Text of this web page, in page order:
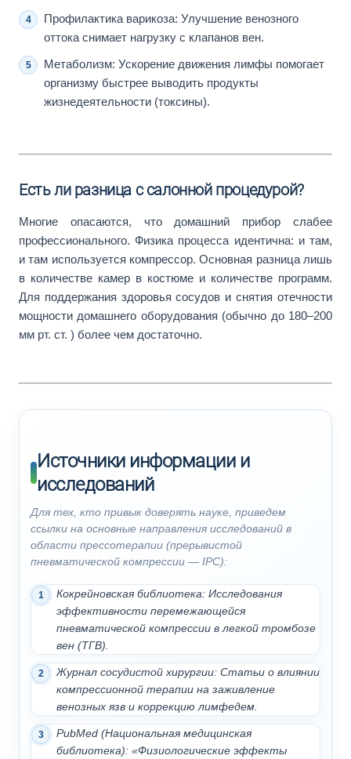
Профилактика варикоза: Улучшение венозного
оттока снимает нагрузку с клапанов вен.
Метаболизм: Ускорение движения лимфы помогает
организму быстрее выводить продукты
жизнедеятельности (токсины).
Есть ли разница с салонной процедурой?
Многие опасаются, что домашний прибор слабее
профессионального. Физика процесса идентична: и там,
и там используется компрессор. Основная разница лишь
в количестве камер в костюме и количестве программ.
Для поддержания здоровья сосудов и снятия отечности
мощности домашнего оборудования (обычно до 180–200
мм рт. ст. ) более чем достаточно.
Источники информации и
исследований
Для тех, кто привык доверять науке, приведем
ссылки на основные направления исследований в
области прессотерапии (прерывистой
пневматической компрессии — IPC):
Кокрейновская библиотека: Исследования
эффективности перемежающейся
пневматической компрессии в легкой тромбозе
вен (ТГВ).
Журнал сосудистой хирургии: Статьи о влиянии
компрессионной терапии на заживление
венозных язв и коррекцию лимфедем.
PubMed (Национальная медицинская
библиотека): «Физиологические эффекты